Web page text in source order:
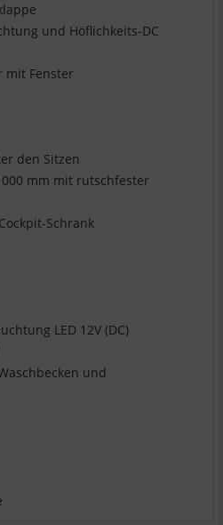
und Höflichkeits-DC
mit Fenster
den Sitzen
mm mit rutschfester
Schrank
LED 12V (DC)
und